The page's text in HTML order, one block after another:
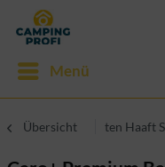
Menü
Übersicht ten Haaft